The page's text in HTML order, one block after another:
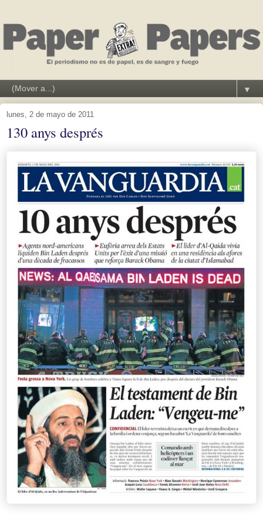
▼
lunes, 2 de mayo de 2011
130 anys després